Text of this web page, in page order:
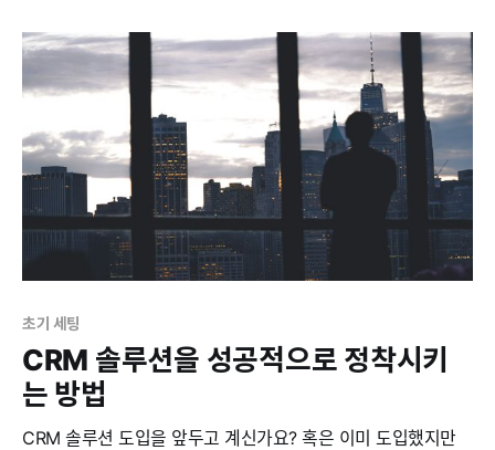
가 최초로 발생한 이후부터 실제 거래가 성사되기까지 영업사
원이 수행하는 업무의 진행
초기 세팅
CRM 솔루션을 성공적으로 정착시키
는 방법
CRM 솔루션 도입을 앞두고 계신가요? 혹은 이미 도입했지만